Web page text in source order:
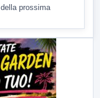
prossima